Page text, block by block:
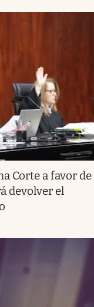
Corte a favor de
devolver el